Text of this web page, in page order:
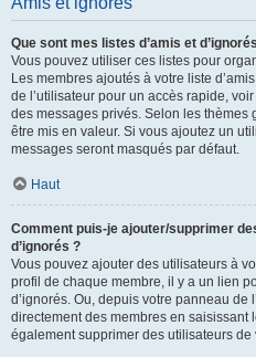
Que sont mes listes d’amis et
Vous pouvez utiliser ces listes pour
Les membres ajoutés à votre liste
de l’utilisateur pour un accès rapide,
des messages privés. Selon les
être mis en valeur. Si vous ajoutez un
messages seront masqués par défaut.
Haut
Comment puis-je ajouter/supprimer
d’ignorés ?
Vous pouvez ajouter des utilisateurs à
profil de chaque membre, il y a un lien
d’ignorés. Ou, depuis votre panneau de
directement des membres en saisissant
également supprimer des utilisateurs